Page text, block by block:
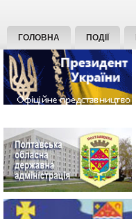
ГОЛОВНА ПОДІЇ